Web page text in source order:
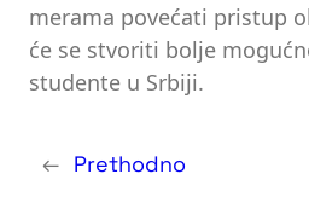
merama povećati pristup
će se stvoriti bolje
studente u Srbiji.
← Prethodno